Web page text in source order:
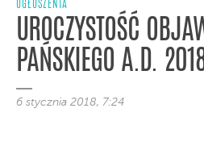
OGŁOSZENIA
UROCZYSTOŚĆ
PAŃSKIEGO A.D.
6 stycznia 2018, 7:24